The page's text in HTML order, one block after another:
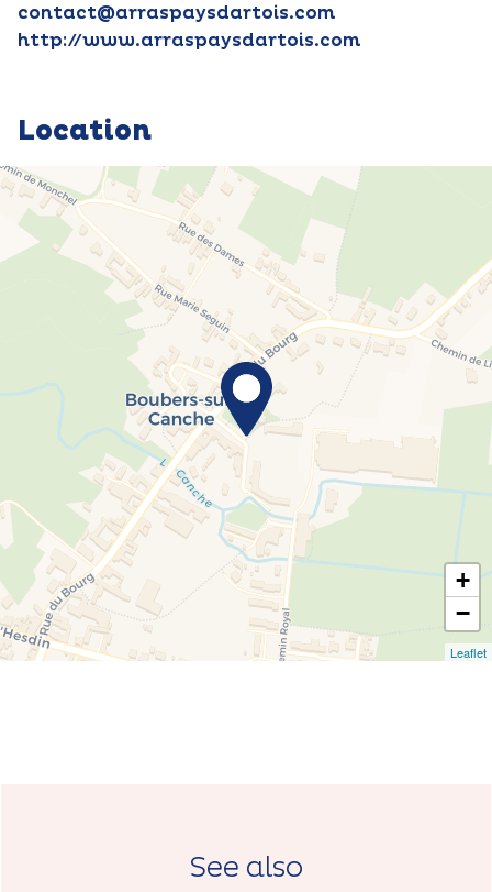
contact@arraspaysdartois.com
http://www.arraspaysdartois.com
Location
+
−
Leaflet
See also